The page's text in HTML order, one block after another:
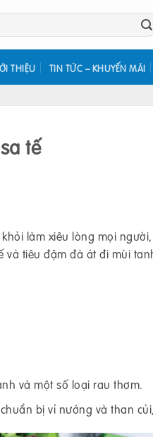
THIỆU TIN TỨC – KHUYẾN MÃI
tế
làm xiêu lòng mọi
tiêu đậm đà át đi mùi
và một số loại rau thơm.
bị vỉ nướng và than